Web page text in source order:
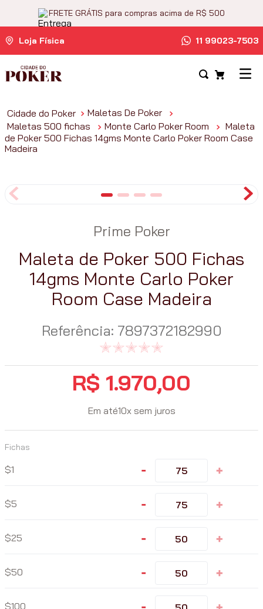
FRETE GRÁTIS para compras acima de R$ 500
Loja Física 11 99023-7503
Maletas De Poker
Maletas 500 fichas
Monte Carlo Poker Room
Maleta
de Poker 500 Fichas 14gms Monte Carlo Poker Room Case
Madeira
Prime Poker
Maleta de Poker 500 Fichas
14gms Monte Carlo Poker
Room Case Madeira
Referência: 7897372182990
R$ 1.970,00
Em até10x sem juros
Fichas
1 - +
5 - +
25 - +
50 - +
100